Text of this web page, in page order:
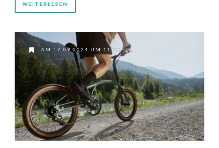
WEITERLESEN
AM 17.09.2024 UM 11:00